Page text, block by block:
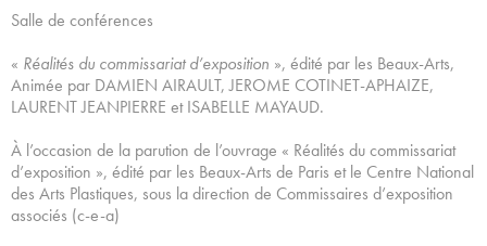
Salle de conférences
« Réalités du commissariat d’exposition », édité par les Beaux-Arts,
Animée par DAMIEN AIRAULT, JEROME COTINET-APHAIZE,
LAURENT JEANPIERRE et ISABELLE MAYAUD.
À l’occasion de la parution de l’ouvrage « Réalités du commissariat
d’exposition », édité par les Beaux-Arts de Paris et le Centre National
des Arts Plastiques, sous la direction de Commissaires d’exposition
associés (c-e-a)